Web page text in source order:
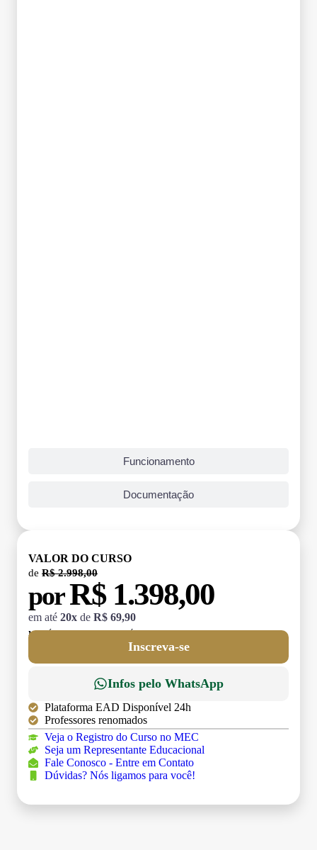
Funcionamento
Documentação
VALOR DO CURSO
de R$ 2.998,00
porR$ 1.398,00
em até 20x de R$ 69,90
MATRÍCULA:
Inscreva-se
Infos pelo WhatsApp
Plataforma EAD Disponível 24h
Professores renomados
Veja o Registro do Curso no MEC
Seja um Representante Educacional
Fale Conosco - Entre em Contato
Dúvidas? Nós ligamos para você!